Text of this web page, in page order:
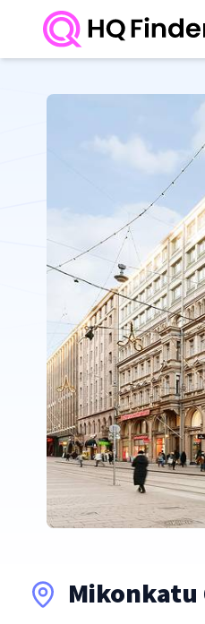
Mikonkatu